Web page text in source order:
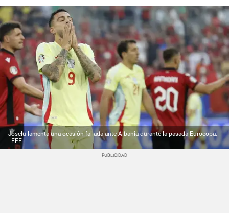
Joselu lamenta una ocasión fallada ante Albania durante la pasada Eurocopa.
EFE